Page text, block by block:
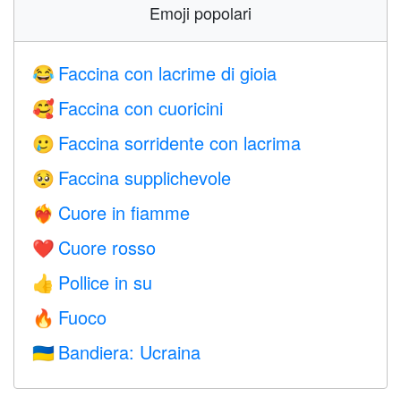
Emoji popolari
😂 Faccina con lacrime di gioia
🥰 Faccina con cuoricini
🥲 Faccina sorridente con lacrima
🥺 Faccina supplichevole
❤️‍🔥 Cuore in fiamme
❤️ Cuore rosso
👍 Pollice in su
🔥 Fuoco
🇺🇦 Bandiera: Ucraina